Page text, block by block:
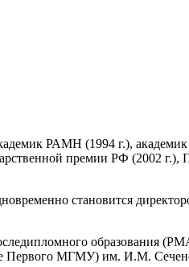
РАМН (1994 г.),
премии РФ (2002
становится
образования
Первого МГМУ) им. И.М.